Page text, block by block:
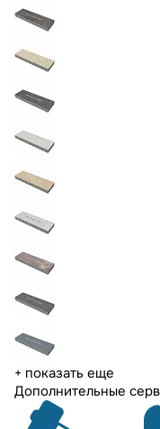
+ показать еще
Дополнительные